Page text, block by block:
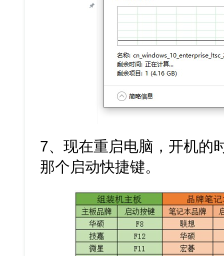
7、现在重启电脑，开机的
那个启动快捷键。